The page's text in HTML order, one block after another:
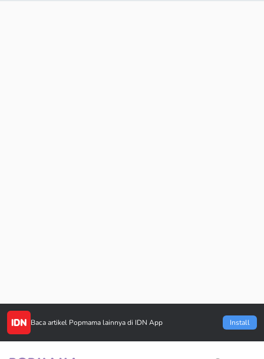
Baca artikel Popmama lainnya di IDN App Install